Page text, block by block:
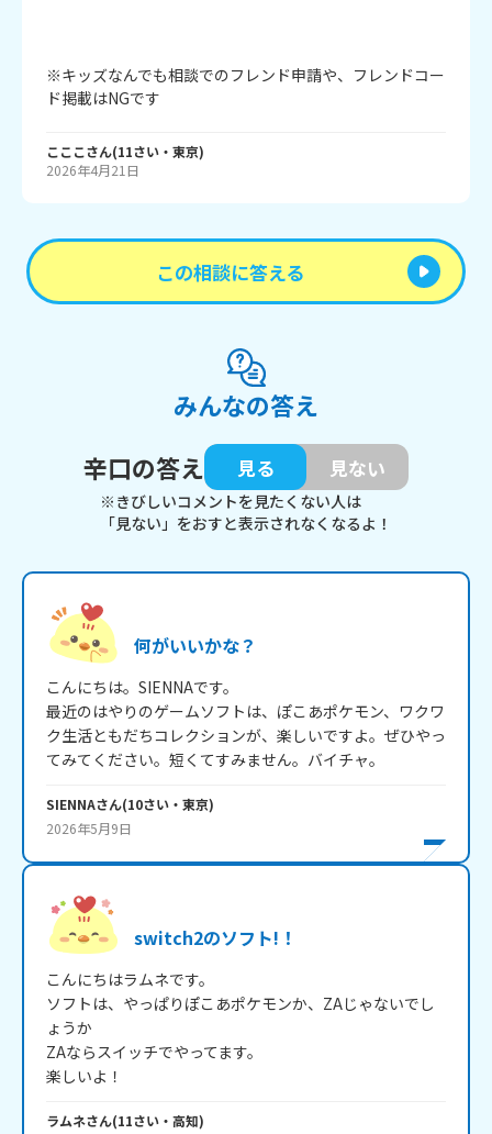
※キッズなんでも相談でのフレンド申請や、フレンドコー
ド掲載はNGです
こここさん(11さい・ 東京)
2026年4月21日
この相談に答える
みんなの答え
辛口の答え
見る 見ない
※きびしいコメントを見たくない人は
「見ない」をおすと表示されなくなるよ！
何がいいかな？
こんにちは。SIENNAです。
最近のはやりのゲームソフトは、ぽこあポケモン、ワクワ
ク生活ともだちコレクションが、楽しいですよ。ぜひやっ
てみてください。短くてすみません。バイチャ。
SIENNAさん(10さい・ 東京)
2026年5月9日
switch2のソフト!！
こんにちはラムネです。
ソフトは、やっぱりぽこあポケモンか、ZAじゃないでし
ょうか
ZAならスイッチでやってます。
楽しいよ！
ラムネさん(11さい・ 高知)